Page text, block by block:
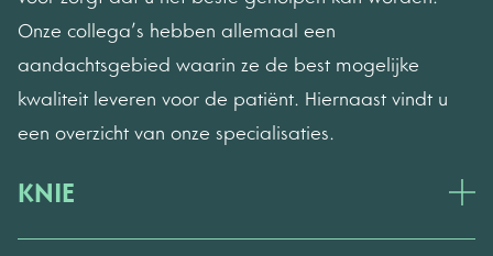
Onze collega’s hebben allemaal een
aandachtsgebied waarin ze de best mogelijke
kwaliteit leveren voor de patiënt. Hiernaast vindt u
een overzicht van onze specialisaties.
KNIE